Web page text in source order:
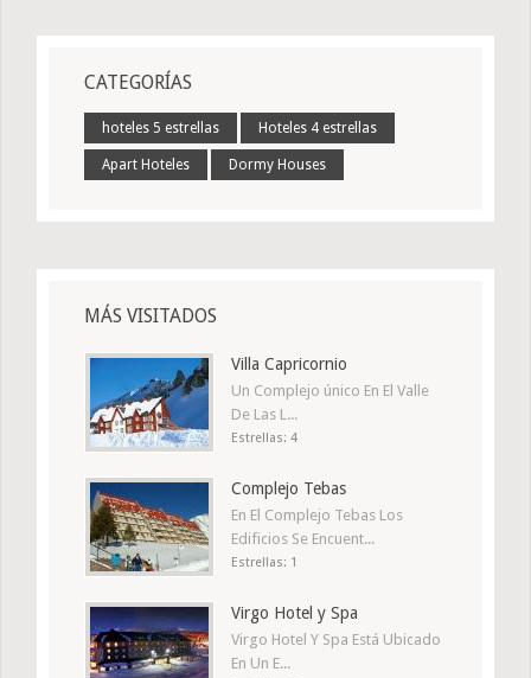
CATEGORÍAS
hoteles 5 estrellas Hoteles 4 estrellas
Apart Hoteles Dormy Houses
MÁS VISITADOS
Villa Capricornio
Un Complejo único En El Valle
De Las L...
Estrellas: 4
Complejo Tebas
En El Complejo Tebas Los
Edificios Se Encuent...
Estrellas: 1
Virgo Hotel y Spa
Virgo Hotel Y Spa Está Ubicado
En Un E...